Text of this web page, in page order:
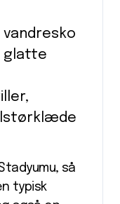
glatte
så
typisk